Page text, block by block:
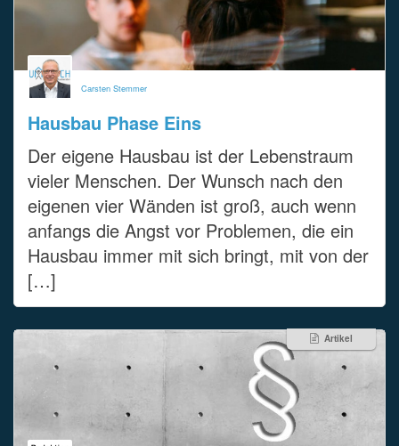
Carsten Stemmer
Hausbau Phase Eins
Der eigene Hausbau ist der Lebenstraum
vieler Menschen. Der Wunsch nach den
eigenen vier Wänden ist groß, auch wenn
anfangs die Angst vor Problemen, die ein
Hausbau immer mit sich bringt, mit von der
[…]
Artikel